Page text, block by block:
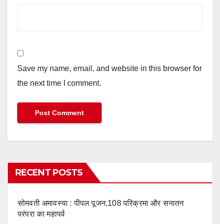
Save my name, email, and website in this browser for
the next time I comment.
RECENT POSTS
सोमवती अमावस्या : पीपल पूजन,108 परिक्रमा और सनातन
परंपरा का महापर्व